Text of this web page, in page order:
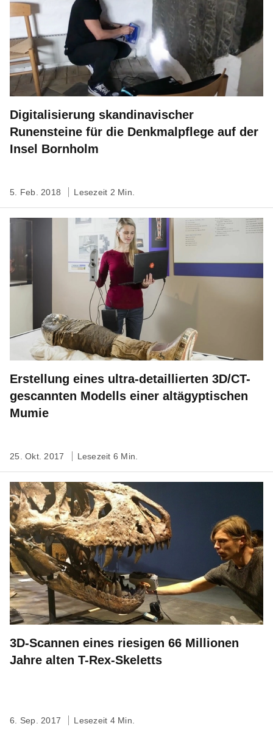
Digitalisierung skandinavischer
Runensteine für die Denkmalpflege auf der
Insel Bornholm
5. Feb. 2018 Lesezeit 2 Min.
Erstellung eines ultra-detaillierten 3D/CT-
gescannten Modells einer altägyptischen
Mumie
25. Okt. 2017 Lesezeit 6 Min.
3D-Scannen eines riesigen 66 Millionen
Jahre alten T-Rex-Skeletts
6. Sep. 2017 Lesezeit 4 Min.